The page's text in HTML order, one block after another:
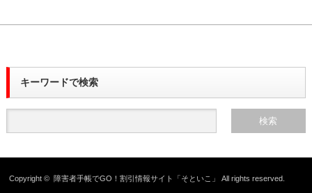
キーワードで検索
Copyright ©障害者手帳でGO！割引情報サイト「そといこ」 All rights reserved.